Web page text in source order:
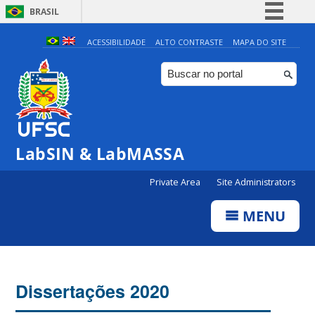
BRASIL
Simplifique!
Comunica BR
Participe
ACESSIBILIDADE ALTO CONTRASTE MAPA DO SITE
LabSIN & LabMASSA
Private Area Site Administrators
MENU
Dissertações 2020